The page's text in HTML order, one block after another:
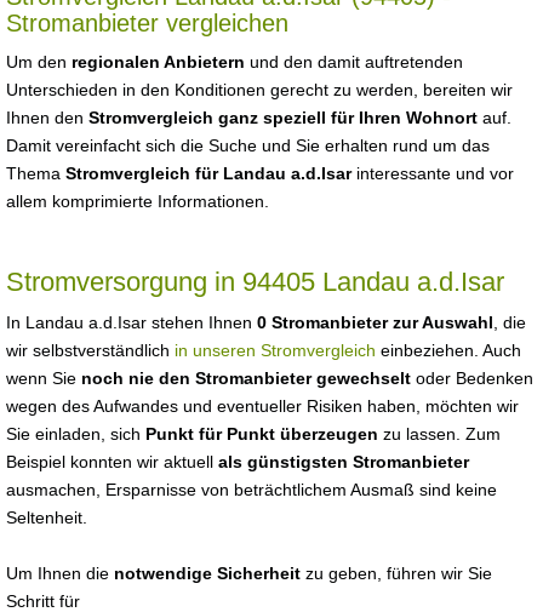
Stromanbieter vergleichen
Um den regionalen Anbietern und den damit auftretenden
Unterschieden in den Konditionen gerecht zu werden, bereiten wir
Ihnen den Stromvergleich ganz speziell für Ihren Wohnort auf.
Damit vereinfacht sich die Suche und Sie erhalten rund um das
Thema Stromvergleich für Landau a.d.Isarinteressante und vor
allem komprimierte Informationen.
Stromversorgung in 94405 Landau a.d.Isar
In Landau a.d.Isar stehen Ihnen 0 Stromanbieter zur Auswahl , die
wir selbstverständlich in unseren Stromvergleich einbeziehen. Auch
wenn Sie noch nie den Stromanbieter gewechselt oder Bedenken
wegen des Aufwandes und eventueller Risiken haben, möchten wir
Sie einladen, sich Punkt für Punkt überzeugen zu lassen. Zum
Beispiel konnten wir aktuell als günstigsten Stromanbieter
ausmachen, Ersparnisse von beträchtlichem Ausmaß sind keine
Seltenheit.
Um Ihnen die notwendige Sicherheit zu geben, führen wir Sie
Schritt für